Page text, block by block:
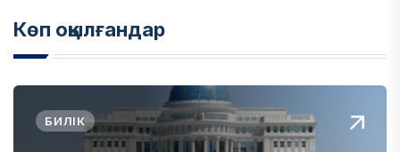
Көп оқылғандар
БИЛІК